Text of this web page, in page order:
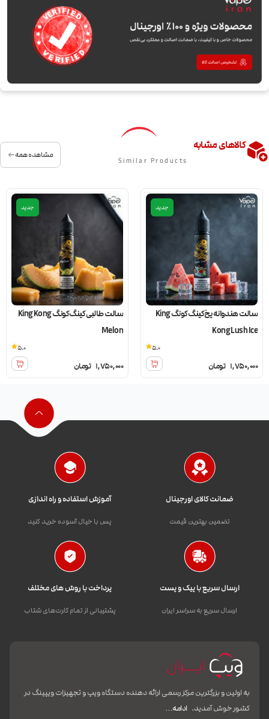
کالاهای مشابه
Similar Products
مشاهده همه
جدید
سالت هندوانه یخ کینگ کونگ King
Kong Lush Ice
1,750,000 تومان
5.0
جدید
سالت طالبی کینگ کونگ King Kong
Melon
1,750,000 تومان
5.0
ضمانت کالای اورجینال
تضمین بهترین قیمت
آموزش استفاده و راه اندازی
پس با خیال آسوده خرید کنید
ارسال سریع با پیک و پست
ارسال سریع به سراسر ایران
پرداخت با روش های مختلف
پشتیبانی از تمام کارت‌های شتاب
به اولین و بزرگترین مرکز رسمی ارائه دهنده دستگاه ویپ و تجهیزات ویپینگ در
کشور خوش آمدید. ادامه…